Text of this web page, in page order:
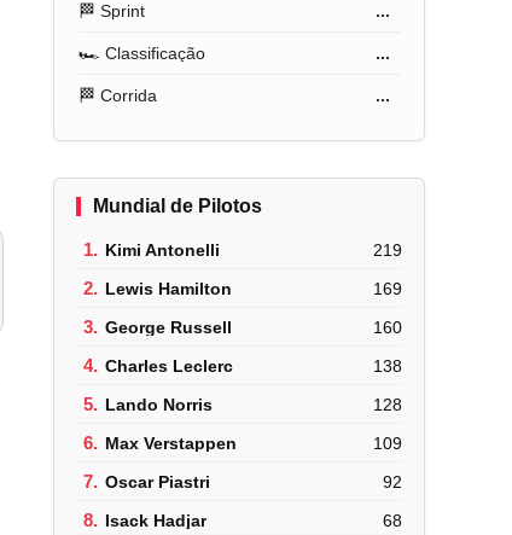
🏁 Sprint ...
🏎️ Classificação ...
🏁 Corrida ...
Mundial de Pilotos
1. Kimi Antonelli 219
2. Lewis Hamilton 169
3. George Russell 160
4. Charles Leclerc 138
5. Lando Norris 128
6. Max Verstappen 109
7. Oscar Piastri 92
8. Isack Hadjar 68